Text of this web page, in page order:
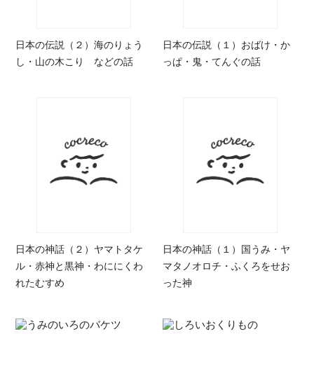
日本の伝説（２）海のりょう
し・山の木こり などの話
日本の伝説（１）おばけ・か
っぱ・鬼・てんぐの話
日本の神話（２）ヤマトタケ
ル・赤神と黒神・わににくわ
れたむすめ
日本の神話（１）国うみ・ヤ
マタノオロチ・ふくろをせお
った神